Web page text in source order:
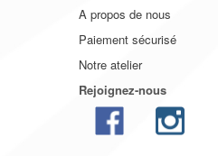
A propos de nous
Paiement sécurisé
Notre atelier
Rejoignez-nous